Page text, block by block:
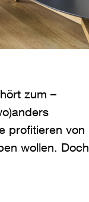
zum –
profitieren von
wollen. Doch